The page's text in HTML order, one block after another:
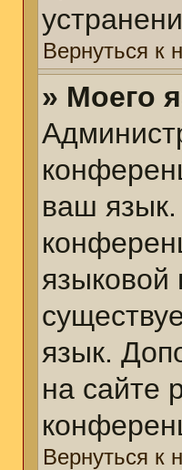
Вернуться к
» Моего
ваш язык.
языковой
язык.
на сайте
Вернуться к